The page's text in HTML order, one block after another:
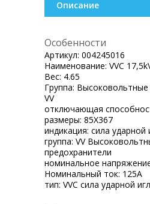
Описание
Особенности
Артикул: 004245016
Наименование: VVC
Вес: 4.65
Группа: Высоковольтные
VV
отключающая
размеры: 85X367
индикация: сила ударной
группа: VV
предохранители
номинальное
Номинальный ток: 125A
тип: VVC сила ударной